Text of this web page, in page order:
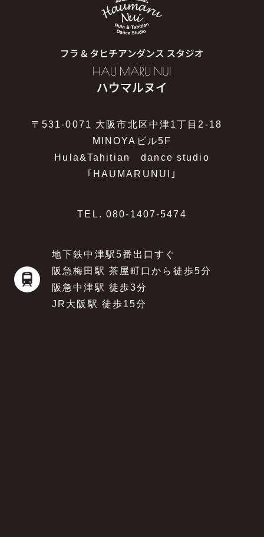
〒531-0071 大阪市北区中津1丁目2-18
MINOYAビル5F
Hula&Tahitian dance studio
｢HAUMARUNUI｣
TEL. 080-1407-5474
地下鉄中津駅5番出口すぐ
阪急梅田駅 茶屋町口から徒歩5分
阪急中津駅 徒歩3分
JR大阪駅 徒歩15分